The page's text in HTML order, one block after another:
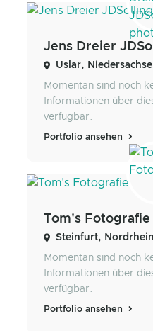
Jens Dreier
Uslar,
Momentan sind noch
Informationen über
verfügbar.
Portfolio ansehen
Tom's Fotografie
Steinfurt,
Momentan sind noch
Informationen über
verfügbar.
Portfolio ansehen